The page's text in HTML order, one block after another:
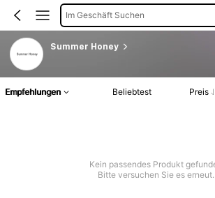
Im Geschäft Suchen
Summer Honey
Empfehlungen Beliebtest Preis
Kein passendes Produkt
Bitte versuchen Sie es erneut.